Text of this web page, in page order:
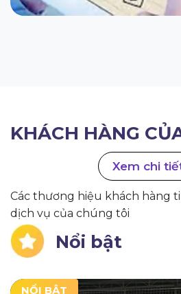
KHÁCH HÀNG
Xem chi
Các thương hiệu khách hàng
dịch vụ của chúng tôi
Nổi bật
NỔI BẬT